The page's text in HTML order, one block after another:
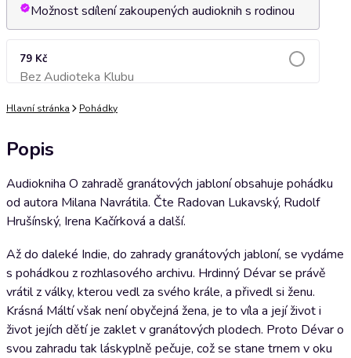
Možnost sdílení zakoupených audioknih s rodinou
79 Kč
Bez Audioteka KlubuPřidat do košíku
Hlavní stránka Pohádky
Popis
Audiokniha O zahradě granátových jabloní obsahuje pohádku
od autora Milana Navrátila. Čte Radovan Lukavský, Rudolf
Hrušínský, Irena Kačírková a další.
Až do daleké Indie, do zahrady granátových jabloní, se vydáme
s pohádkou z rozhlasového archivu. Hrdinný Dévar se právě
vrátil z války, kterou vedl za svého krále, a přivedl si ženu.
Krásná Máltí však není obyčejná žena, je to víla a její život i
život jejích dětí je zaklet v granátových plodech. Proto Dévar o
svou zahradu tak láskyplně pečuje, což se stane trnem v oku